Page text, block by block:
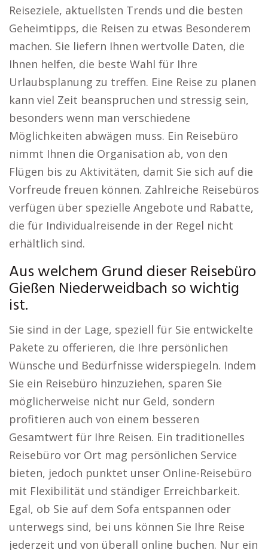
Reiseziele, aktuellsten Trends und die besten
Geheimtipps, die Reisen zu etwas Besonderem
machen. Sie liefern Ihnen wertvolle Daten, die
Ihnen helfen, die beste Wahl für Ihre
Urlaubsplanung zu treffen. Eine Reise zu planen
kann viel Zeit beanspruchen und stressig sein,
besonders wenn man verschiedene
Möglichkeiten abwägen muss. Ein Reisebüro
nimmt Ihnen die Organisation ab, von den
Flügen bis zu Aktivitäten, damit Sie sich auf die
Vorfreude freuen können. Zahlreiche Reisebüros
verfügen über spezielle Angebote und Rabatte,
die für Individualreisende in der Regel nicht
erhältlich sind.
Aus welchem Grund dieser Reisebüro
Gießen Niederweidbach so wichtig
ist.
Sie sind in der Lage, speziell für Sie entwickelte
Pakete zu offerieren, die Ihre persönlichen
Wünsche und Bedürfnisse widerspiegeln. Indem
Sie ein Reisebüro hinzuziehen, sparen Sie
möglicherweise nicht nur Geld, sondern
profitieren auch von einem besseren
Gesamtwert für Ihre Reisen. Ein traditionelles
Reisebüro vor Ort mag persönlichen Service
bieten, jedoch punktet unser Online-Reisebüro
mit Flexibilität und ständiger Erreichbarkeit.
Egal, ob Sie auf dem Sofa entspannen oder
unterwegs sind, bei uns können Sie Ihre Reise
jederzeit und von überall online buchen. Nur ein